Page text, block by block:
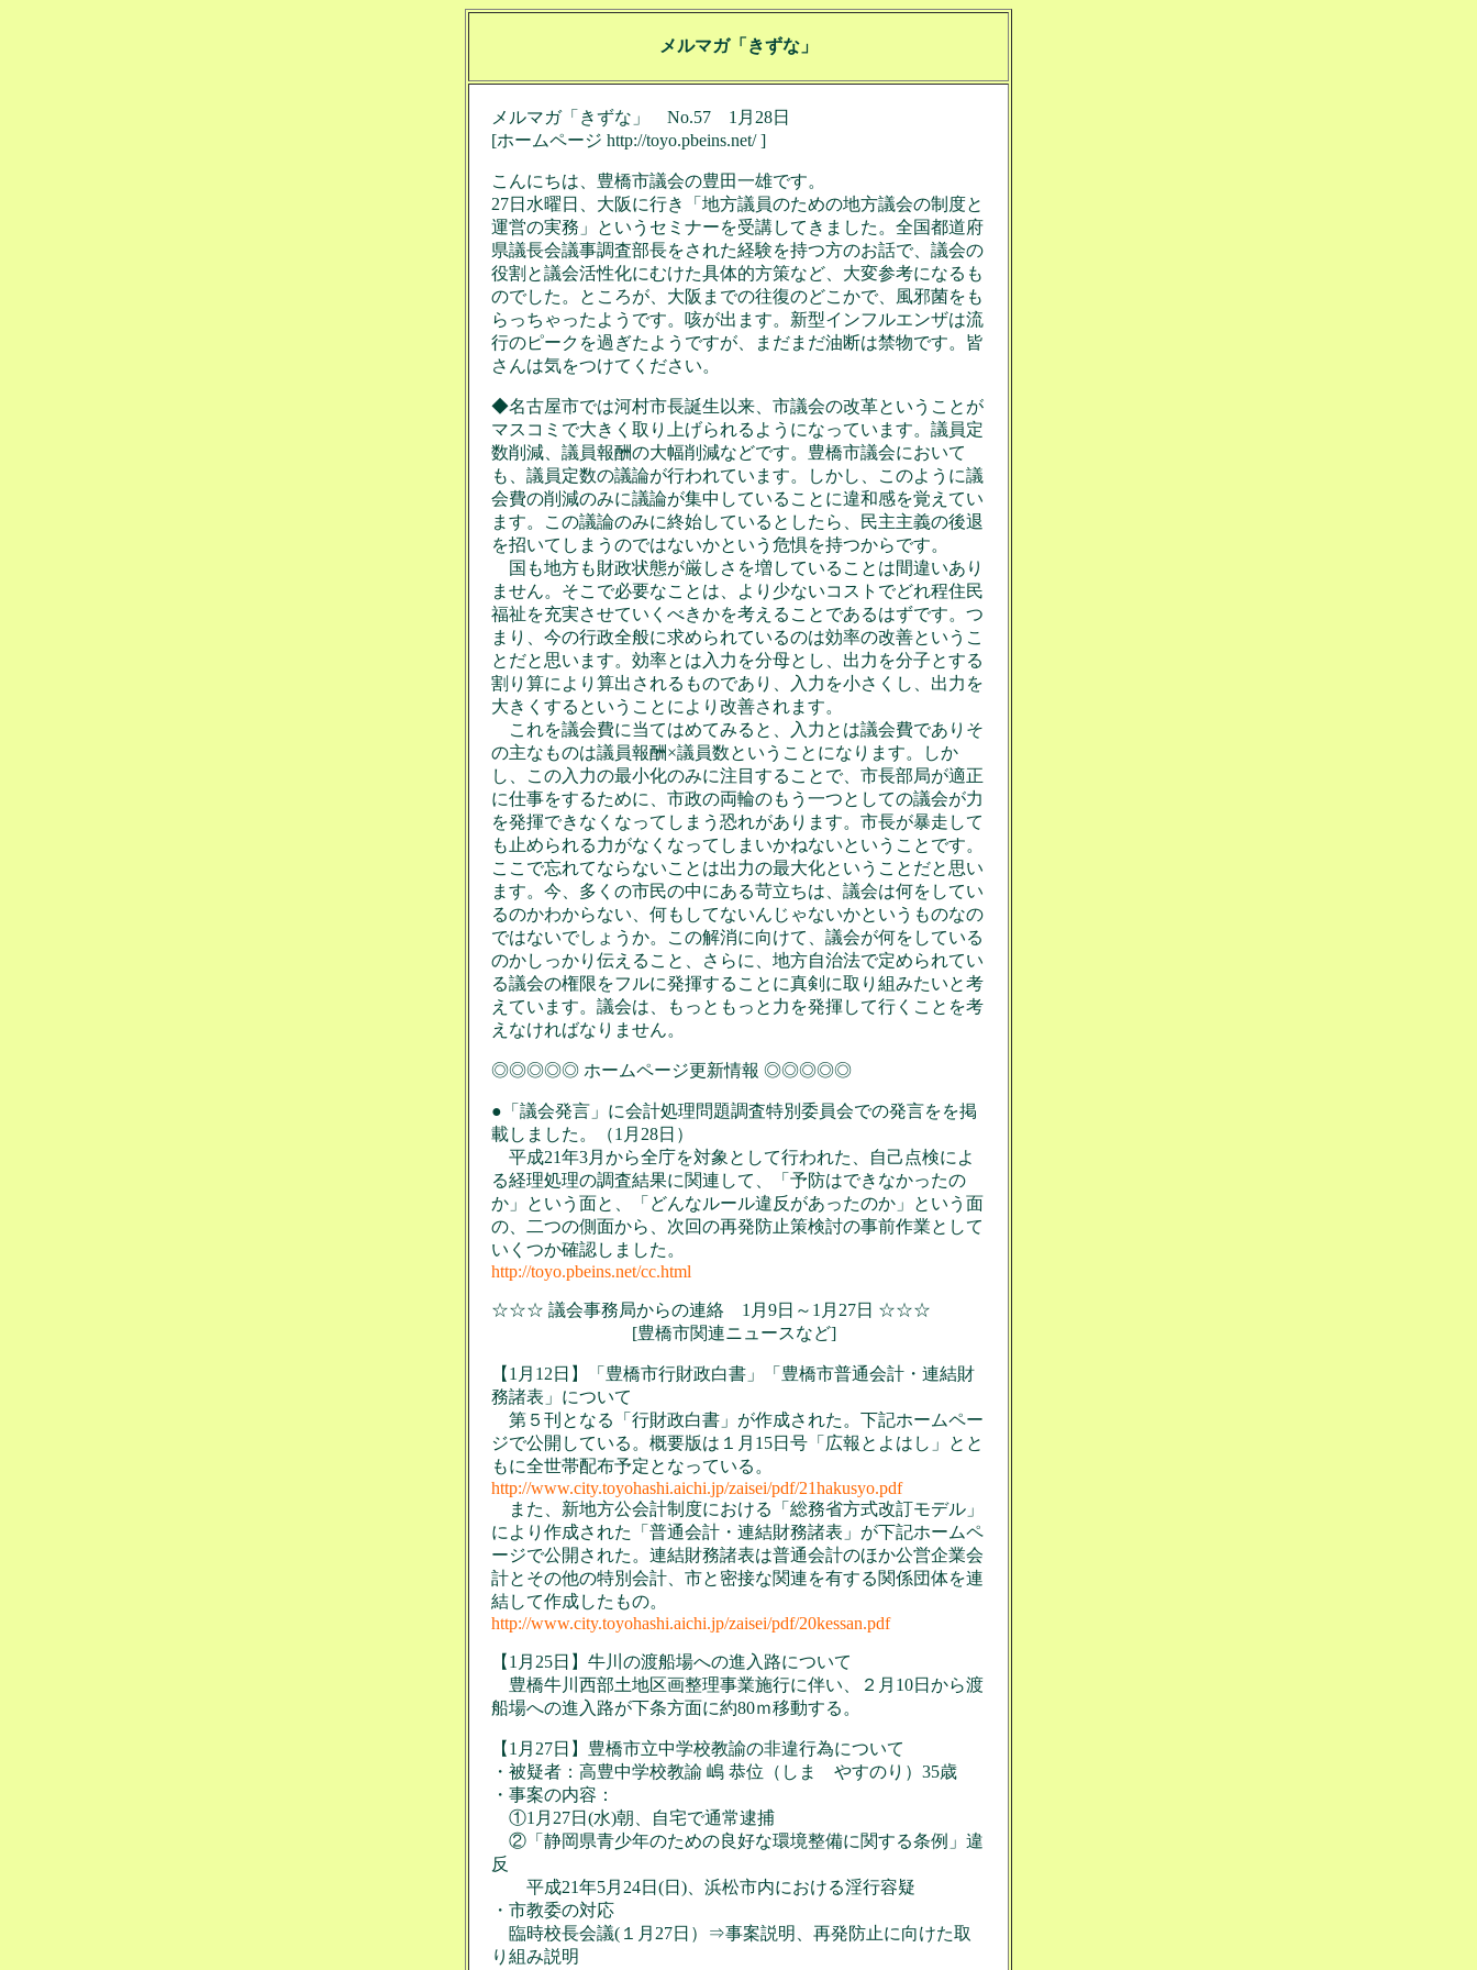
メルマガ「きずな」
メルマガ「きずな」 No.57 1月28日
[ホームページ http://toyo.pbeins.net/ ]
こんにちは、豊橋市議会の豊田一雄です。
27日水曜日、大阪に行き「地方議員のための地方議会の制度と
運営の実務」というセミナーを受講してきました。全国都道府
県議長会議事調査部長をされた経験を持つ方のお話で、議会の
役割と議会活性化にむけた具体的方策など、大変参考になるも
のでした。ところが、大阪までの往復のどこかで、風邪菌をも
らっちゃったようです。咳が出ます。新型インフルエンザは流
行のピークを過ぎたようですが、まだまだ油断は禁物です。皆
さんは気をつけてください。
◆名古屋市では河村市長誕生以来、市議会の改革ということが
マスコミで大きく取り上げられるようになっています。議員定
数削減、議員報酬の大幅削減などです。豊橋市議会において
も、議員定数の議論が行われています。しかし、このように議
会費の削減のみに議論が集中していることに違和感を覚えてい
ます。この議論のみに終始しているとしたら、民主主義の後退
を招いてしまうのではないかという危惧を持つからです。
国も地方も財政状態が厳しさを増していることは間違いあり
ません。そこで必要なことは、より少ないコストでどれ程住民
福祉を充実させていくべきかを考えることであるはずです。つ
まり、今の行政全般に求められているのは効率の改善というこ
とだと思います。効率とは入力を分母とし、出力を分子とする
割り算により算出されるものであり、入力を小さくし、出力を
大きくするということにより改善されます。
これを議会費に当てはめてみると、入力とは議会費でありそ
の主なものは議員報酬×議員数ということになります。しか
し、この入力の最小化のみに注目することで、市長部局が適正
に仕事をするために、市政の両輪のもう一つとしての議会が力
を発揮できなくなってしまう恐れがあります。市長が暴走して
も止められる力がなくなってしまいかねないということです。
ここで忘れてならないことは出力の最大化ということだと思い
ます。今、多くの市民の中にある苛立ちは、議会は何をしてい
るのかわからない、何もしてないんじゃないかというものなの
ではないでしょうか。この解消に向けて、議会が何をしている
のかしっかり伝えること、さらに、地方自治法で定められてい
る議会の権限をフルに発揮することに真剣に取り組みたいと考
えています。議会は、もっともっと力を発揮して行くことを考
えなければなりません。
◎◎◎◎◎ ホームページ更新情報 ◎◎◎◎◎
●「議会発言」に会計処理問題調査特別委員会での発言をを掲
載しました。（1月28日）
平成21年3月から全庁を対象として行われた、自己点検によ
る経理処理の調査結果に関連して、「予防はできなかったの
か」という面と、「どんなルール違反があったのか」という面
の、二つの側面から、次回の再発防止策検討の事前作業として
いくつか確認しました。
http://toyo.pbeins.net/cc.html
☆☆☆ 議会事務局からの連絡 1月9日～1月27日 ☆☆☆
[豊橋市関連ニュースなど]
【1月12日】「豊橋市行財政白書」「豊橋市普通会計・連結財
務諸表」について
第５刊となる「行財政白書」が作成された。下記ホームペー
ジで公開している。概要版は１月15日号「広報とよはし」とと
もに全世帯配布予定となっている。
http://www.city.toyohashi.aichi.jp/zaisei/pdf/21hakusyo.pdf
また、新地方公会計制度における「総務省方式改訂モデル」
により作成された「普通会計・連結財務諸表」が下記ホームペ
ージで公開された。連結財務諸表は普通会計のほか公営企業会
計とその他の特別会計、市と密接な関連を有する関係団体を連
結して作成したもの。
http://www.city.toyohashi.aichi.jp/zaisei/pdf/20kessan.pdf
【1月25日】牛川の渡船場への進入路について
豊橋牛川西部土地区画整理事業施行に伴い、２月10日から渡
船場への進入路が下条方面に約80ｍ移動する。
【1月27日】豊橋市立中学校教諭の非違行為について
・被疑者：高豊中学校教諭 嶋 恭位（しま やすのり）35歳
・事案の内容：
①1月27日(水)朝、自宅で通常逮捕
②「静岡県青少年のための良好な環境整備に関する条例」違
反
平成21年5月24日(日)、浜松市内における淫行容疑
・市教委の対応
臨時校長会議(１月27日）⇒事案説明、再発防止に向けた取
り組み説明